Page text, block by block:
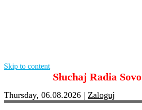
Skip to content
Słuchaj Radia Sovo
Thursday, 06.08.2026 | Zaloguj